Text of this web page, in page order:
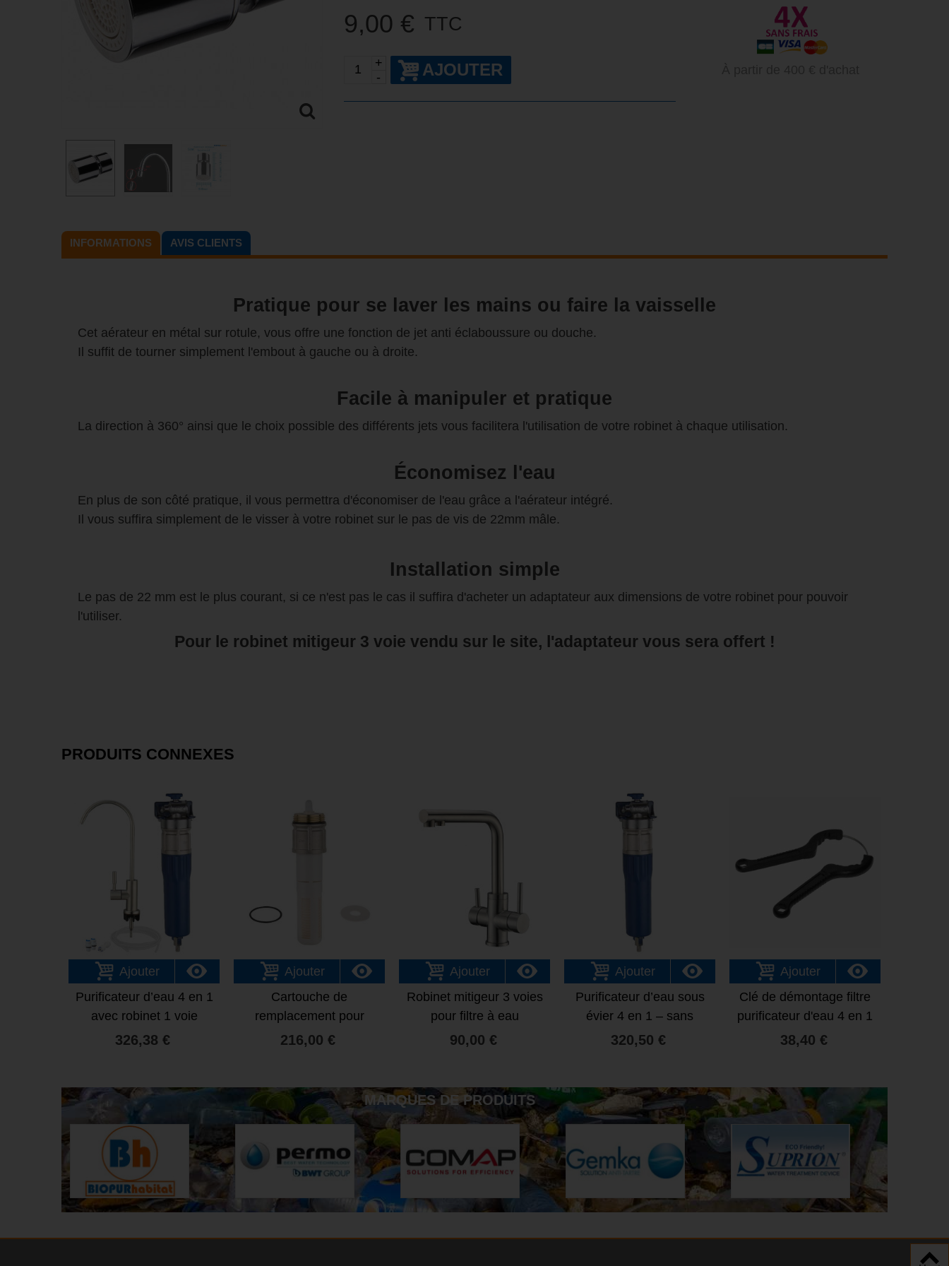
9,00 € TTC
-
+ AJOUTER
INFORMATIONS AVIS CLIENTS
Pratique pour se laver les mains ou faire la vaisselle
Cet aérateur en métal sur rotule, vous offre une fonction de jet anti éclaboussure ou douche.
Il suffit de tourner simplement l'embout à gauche ou à droite.
Facile à manipuler et pratique
La direction à 360° ainsi que le choix possible des différents jets vous facilitera l'utilisation de votre robinet à chaque utilisation.
Économisez l'eau
En plus de son côté pratique, il vous permettra d'économiser de l'eau grâce a l'aérateur intégré.
Il vous suffira simplement de le visser à votre robinet sur le pas de vis de 22mm mâle.
Installation simple
Le pas de 22 mm est le plus courant, si ce n'est pas le cas il suffira d'acheter un adaptateur aux dimensions de votre robinet pour pouvoir
l'utiliser.
Pour le robinet mitigeur 3 voie vendu sur le site, l'adaptateur vous sera offert !
PRODUITS CONNEXES
Ajouter
Purificateur d’eau 4 en 1
avec robinet 1 voie
326,38 €
Ajouter
Cartouche de
remplacement pour
purificateur d'eau 4 en 1
216,00 €
Ajouter
Robinet mitigeur 3 voies
pour filtre à eau
90,00 €
Ajouter
Purificateur d’eau sous
évier 4 en 1 – sans
robinet
320,50 €
Ajouter
Clé de démontage filtre
purificateur d'eau 4 en 1
38,40 €
MARQUES DE PRODUITS